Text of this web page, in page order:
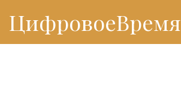
ЦифровоеВремя